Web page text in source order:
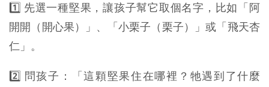
1️⃣ 先選一種堅果，讓孩子幫它取個名字，比如「阿
開開（開心果）」、「小栗子（栗子）」或「飛天杏
仁」。
2️⃣ 問孩子：「這顆堅果住在哪裡？牠遇到了什麼